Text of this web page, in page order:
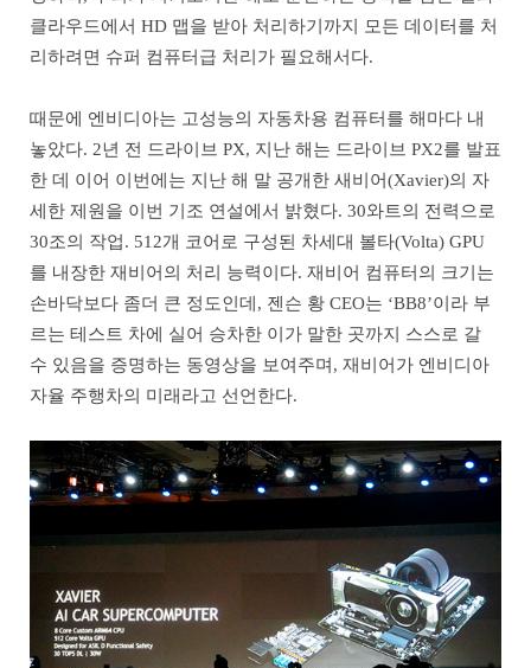
클라우드에서 HD 맵을 받아 처리하기까지 모든 데이터를 처
리하려면 슈퍼 컴퓨터급 처리가 필요해서다.
때문에 엔비디아는 고성능의 자동차용 컴퓨터를 해마다 내
놓았다. 2년 전 드라이브 PX, 지난 해는 드라이브 PX2를 발표
한 데 이어 이번에는 지난 해 말 공개한 새비어(Xavier)의 자
세한 제원을 이번 기조 연설에서 밝혔다. 30와트의 전력으로
30조의 작업. 512개 코어로 구성된 차세대 볼타(Volta) GPU
를 내장한 재비어의 처리 능력이다. 재비어 컴퓨터의 크기는
손바닥보다 좀더 큰 정도인데, 젠슨 황 CEO는 ‘BB8’이라 부
르는 테스트 차에 실어 승차한 이가 말한 곳까지 스스로 갈
수 있음을 증명하는 동영상을 보여주며, 재비어가 엔비디아
자율 주행차의 미래라고 선언한다.